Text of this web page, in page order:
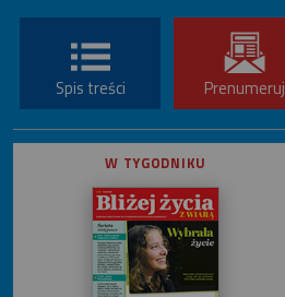
Spis treści Prenumeruj
W TYGODNIKU